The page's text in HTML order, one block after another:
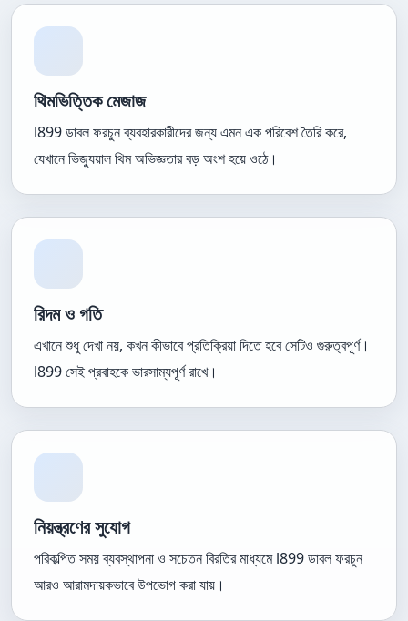
থিমভিত্তিক মেজাজ
l899 ডাবল ফরচুন ব্যবহারকারীদের জন্য এমন এক পরিবেশ তৈরি করে,
যেখানে ভিজ্যুয়াল থিম অভিজ্ঞতার বড় অংশ হয়ে ওঠে।
রিদম ও গতি
এখানে শুধু দেখা নয়, কখন কীভাবে প্রতিক্রিয়া দিতে হবে সেটিও গুরুত্বপূর্ণ।
l899 সেই প্রবাহকে ভারসাম্যপূর্ণ রাখে।
নিয়ন্ত্রণের সুযোগ
পরিকল্পিত সময় ব্যবস্থাপনা ও সচেতন বিরতির মাধ্যমে l899 ডাবল ফরচুন
আরও আরামদায়কভাবে উপভোগ করা যায়।